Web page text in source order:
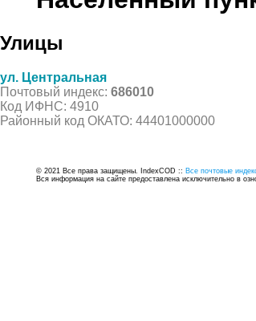
Улицы
ул. Центральная
Почтовый индекс: 686010
Код ИФНС: 4910
Районный код ОКАТО: 44401000000
© 2021 Все права защищены. IndexCOD :: Все почтовые
Вся информация на сайте предоставлена исключительно в